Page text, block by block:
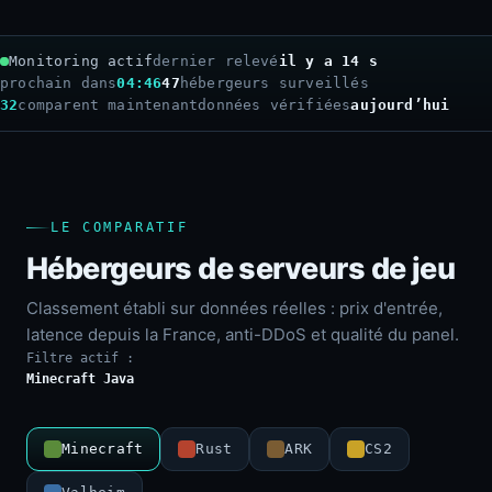
Monitoring actifdernier relevé il y a 16 s
prochain dans04:4447 hébergeurs surveillés
32comparent maintenantdonnées vérifiéesaujourd’hui
LE COMPARATIF
Hébergeurs de serveurs de jeu
Classement établi sur données réelles : prix d'entrée,
latence depuis la France, anti-DDoS et qualité du panel.
Filtre actif :
Minecraft Java
Minecraft Rust ARK CS2